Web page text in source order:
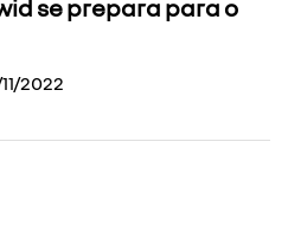
se prepara para o
2022